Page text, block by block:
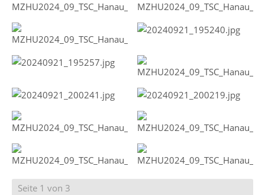
Seite 1 von 3